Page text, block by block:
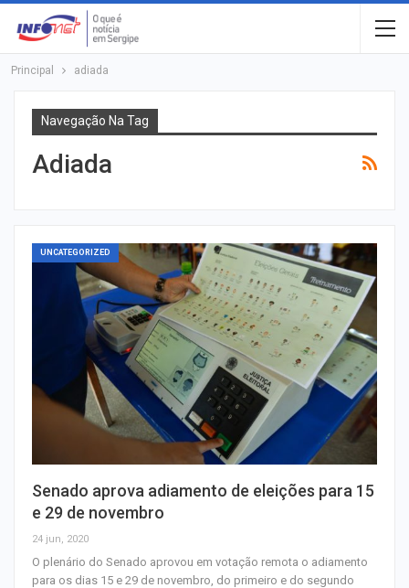
Principal adiada
Navegação Na Tag
Adiada
UNCATEGORIZED
Senado aprova adiamento de eleições para 15
e 29 de novembro
24 jun, 2020
O plenário do Senado aprovou em votação remota o adiamento
para os dias 15 e 29 de novembro, do primeiro e do segundo